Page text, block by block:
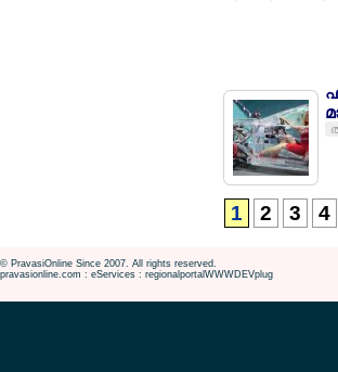
1 2 3 4
© PravasiOnline Since 2007. All rights reserved.
pravasionline.com : eServices : regionalportalWWWDEVplug